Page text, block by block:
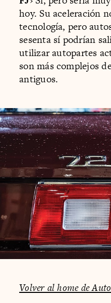
hoy. Su aceleración
tecnología, pero
sesenta sí podrían
utilizar autopartes
son más complejos
antiguos.
Volver al home de